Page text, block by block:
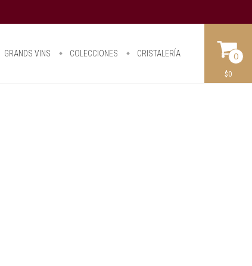
GRANDS VINS COLECCIONES CRISTALERÍA 0
$0